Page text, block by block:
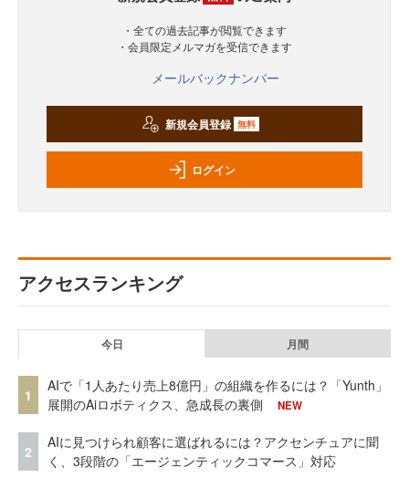
・全ての過去記事が閲覧できます
・会員限定メルマガを受信できます
メールバックナンバー
新規会員登録 無料
ログイン
アクセスランキング
今日 月間
1
AIで「1人あたり売上8億円」の組織を作るには？「Yunth」
展開のAiロボティクス、急成長の裏側
NEW
2
AIに見つけられ顧客に選ばれるには？アクセンチュアに聞
く、3段階の「エージェンティックコマース」対応